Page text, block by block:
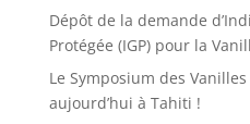
Dépôt de la demande
Protégée (IGP) pour la
Le Symposium des
aujourd’hui à Tahiti !